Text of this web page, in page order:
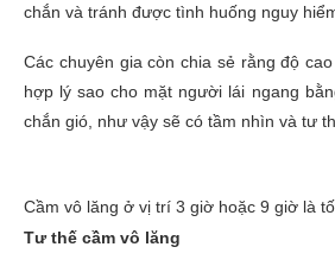
chắn và tránh được tình huống nguy
Các chuyên gia còn chia sẻ rằng độ
hợp lý sao cho mặt người lái ngang
chắn gió, như vậy sẽ có tầm nhìn và tư
Cầm vô lăng ở vị trí 3 giờ hoặc 9 giờ là
Tư thế cầm vô lăng